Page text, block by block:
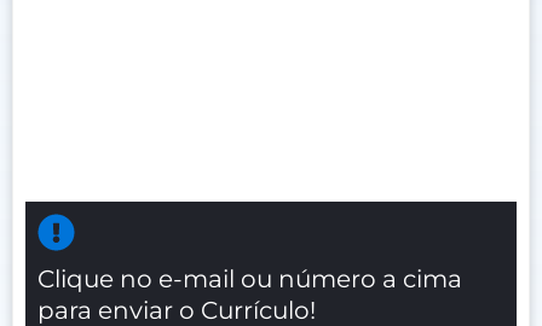
Clique no e-mail ou número a cima
para enviar o Currículo!